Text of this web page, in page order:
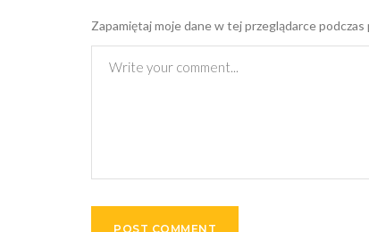
Zapamiętaj moje dane w tej przeglądarce